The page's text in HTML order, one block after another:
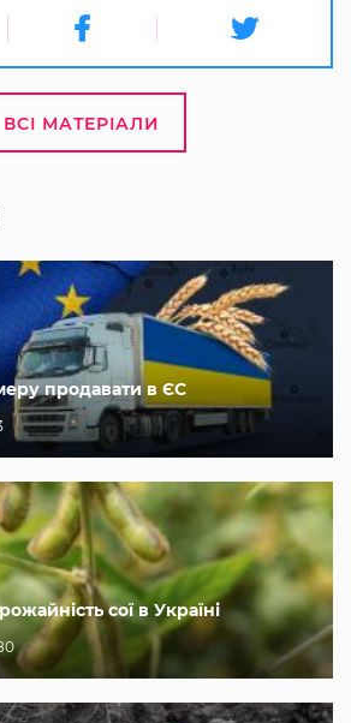
ВСІ МАТЕРІАЛИ
продавати в ЄС
сої в Україні